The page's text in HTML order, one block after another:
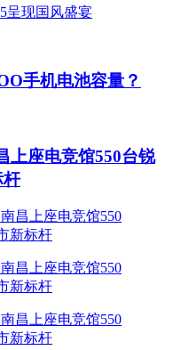
手机电池容量？
上座电竞馆550台锐
杆